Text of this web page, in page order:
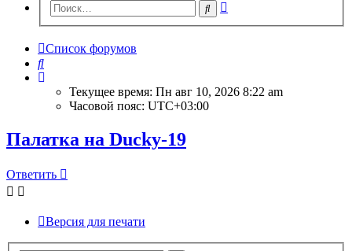
Поиск
Список форумов
Поиск
Текущее время: Пн авг 10, 2026 8:22 am
Часовой пояс: UTC+03:00
Палатка на Ducky-19
Ответить
Версия для печати